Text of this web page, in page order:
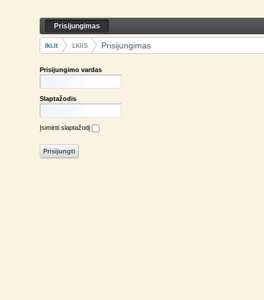
Prisijungimas
Navigation
Prisijungimas
Breadcrumbs
lki.lt LKIIS Prisijungimas
Prisijungimo vardas
Slaptažodis
Įsiminti slaptažodį